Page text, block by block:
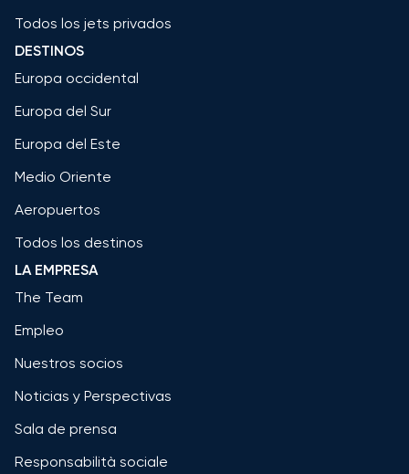
Todos los jets privados
DESTINOS
Europa occidental
Europa del Sur
Europa del Este
Medio Oriente
Aeropuertos
Todos los destinos
LA EMPRESA
The Team
Empleo
Nuestros socios
Noticias y Perspectivas
Sala de prensa
Responsabilità sociale